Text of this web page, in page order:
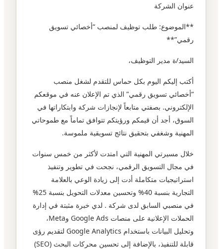
عنوان الشركة
**الموضوع: طلب توظيف لمنصب “أخصائي تسويق
رقمي”**
السيد/ة مدير التوظيف،
أكتب إليكم اليوم بكل حماس للتقدم لشغل منصب
“أخصائي تسويق رقمي” الذي تم الإعلان عنه في موقعكم
الإلكتروني. بصفتي متابعاً لإنجازات شركة وابتكاراتها في
السوق، أجد أن قيمكم ورؤيتكم تتوافق تماماً مع طموحاتي
المهنية وشغفي بتحقيق نتائج تسويقية ملموسة.
خلال مسيرتي المهنية التي امتدت لأكثر من خمس سنوات
في مجال التسويق الرقمي، نجحت في تطوير وتنفيذ
استراتيجيات متكاملة أدت إلى زيادة الوعي بالعلامة
التجارية بنسبة 40% وتحسين معدلات التحويل بنسبة 25%
في منصبي السابق لدى شركة . لدي خبرة مثبتة في إدارة
الحملات الإعلانية على منصات Google Ads وMeta،
وتحليل البيانات باستخدام Google Analytics لتقديم رؤى
قابلة للتنفيذ، بالإضافة إلى تحسين محركات البحث (SEO)